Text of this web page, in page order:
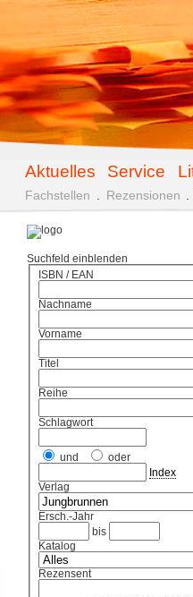
Aktuelles Service
Fachstellen Rezensionen
Suchfeld einblenden
ISBN / EAN
Nachname
Vorname
Titel
Reihe
Schlagwort
und
oder
Index
Verlag
Ersch.-Jahr
bis
Katalog
Rezensent